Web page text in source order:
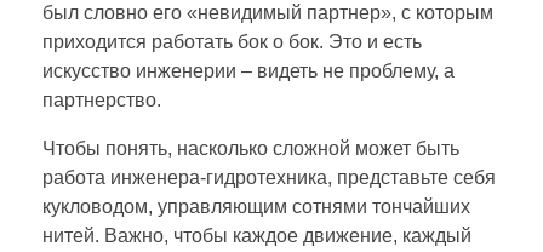
был словно его «невидимый партнер», с которым
приходится работать бок о бок. Это и есть
искусство инженерии – видеть не проблему, а
партнерство.
Чтобы понять, насколько сложной может быть
работа инженера-гидротехника, представьте себя
кукловодом, управляющим сотнями тончайших
нитей. Важно, чтобы каждое движение, каждый